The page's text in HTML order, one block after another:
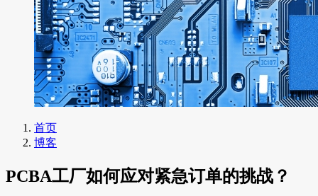
首页
博客
PCBA工厂如何应对紧急订单的挑战？